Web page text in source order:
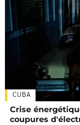
CUBA
Crise
coupures